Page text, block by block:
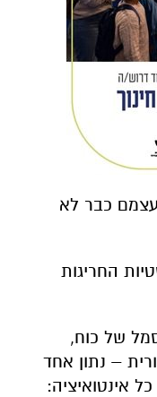
כבר לא
החריגות
של כוח,
– נתון אחד
אינטואיציה: